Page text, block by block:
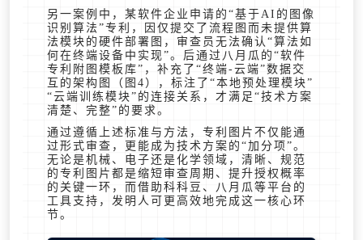
另一案例中，某软件企业申请的“基于AI的图像
识别算法”专利，因仅提交了流程图而未提供算
法模块的硬件部署图，审查员无法确认“算法如
何在终端设备中实现”。后通过八月瓜的“软件
专利附图模板库”，补充了“终端-云端”数据交
互的架构图（图4），标注了“本地预处理模块”
“云端训练模块”的连接关系，才满足“技术方案
清楚、完整”的要求。
通过遵循上述标准与方法，专利图片不仅能通
过形式审查，更能成为技术方案的“加分项”。
无论是机械、电子还是化学领域，清晰、规范
的专利图片都是缩短审查周期、提升授权概率
的关键一环，而借助科科豆、八月瓜等平台的
工具支持，发明人可更高效地完成这一核心环
节。